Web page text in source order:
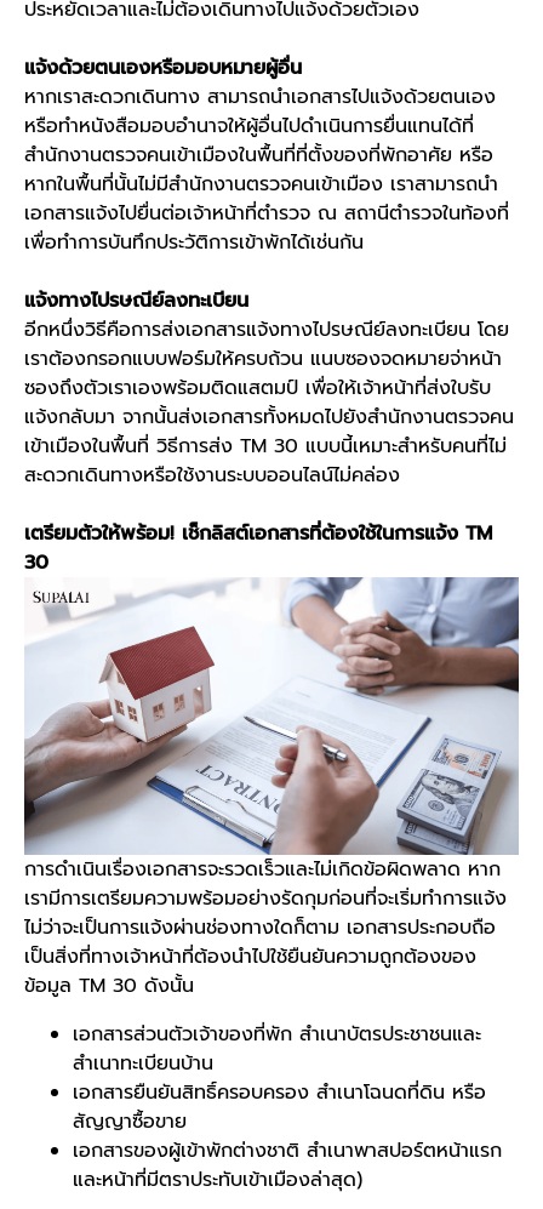
ประหยัดเวลาและไม่ต้องเดินทางไปแจ้งด้วยตัวเอง
แจ้งด้วยตนเองหรือมอบหมายผู้อื่น
หากเราสะดวกเดินทาง สามารถนำเอกสารไปแจ้งด้วยตนเอง
หรือทำหนังสือมอบอำนาจให้ผู้อื่นไปดำเนินการยื่นแทนได้ที่
สำนักงานตรวจคนเข้าเมืองในพื้นที่ที่ตั้งของที่พักอาศัย หรือ
หากในพื้นที่นั้นไม่มีสำนักงานตรวจคนเข้าเมือง เราสามารถนำ
เอกสารแจ้งไปยื่นต่อเจ้าหน้าที่ตำรวจ ณ สถานีตำรวจในท้องที่
เพื่อทำการบันทึกประวัติการเข้าพักได้เช่นกัน
แจ้งทางไปรษณีย์ลงทะเบียน
อีกหนึ่งวิธีคือการส่งเอกสารแจ้งทางไปรษณีย์ลงทะเบียน โดย
เราต้องกรอกแบบฟอร์มให้ครบถ้วน แนบซองจดหมายจ่าหน้า
ซองถึงตัวเราเองพร้อมติดแสตมป์ เพื่อให้เจ้าหน้าที่ส่งใบรับ
แจ้งกลับมา จากนั้นส่งเอกสารทั้งหมดไปยังสำนักงานตรวจคน
เข้าเมืองในพื้นที่ วิธีการส่ง TM 30 แบบนี้เหมาะสำหรับคนที่ไม่
สะดวกเดินทางหรือใช้งานระบบออนไลน์ไม่คล่อง
เตรียมตัวให้พร้อม! เช็กลิสต์เอกสารที่ต้องใช้ในการแจ้ง TM
30
การดำเนินเรื่องเอกสารจะรวดเร็วและไม่เกิดข้อผิดพลาด หาก
เรามีการเตรียมความพร้อมอย่างรัดกุมก่อนที่จะเริ่มทำการแจ้ง
ไม่ว่าจะเป็นการแจ้งผ่านช่องทางใดก็ตาม เอกสารประกอบถือ
เป็นสิ่งที่ทางเจ้าหน้าที่ต้องนำไปใช้ยืนยันความถูกต้องของ
ข้อมูล TM 30 ดังนั้น
เอกสารส่วนตัวเจ้าของที่พัก สำเนาบัตรประชาชนและ
สำเนาทะเบียนบ้าน
เอกสารยืนยันสิทธิ์ครอบครอง สำเนาโฉนดที่ดิน หรือ
สัญญาซื้อขาย
เอกสารของผู้เข้าพักต่างชาติ สำเนาพาสปอร์ตหน้าแรก
และหน้าที่มีตราประทับเข้าเมืองล่าสุด)